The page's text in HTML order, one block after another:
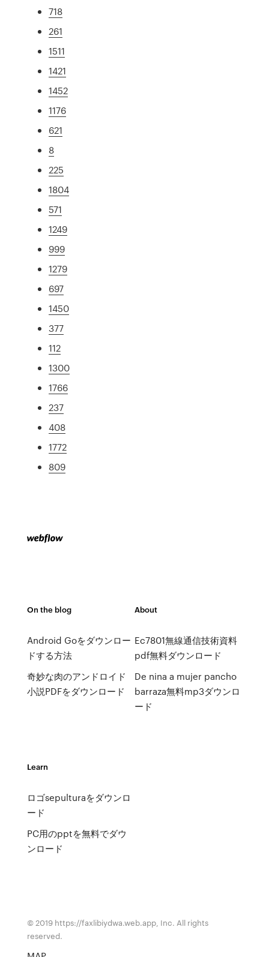
718
261
1511
1421
1452
1176
621
8
225
1804
571
1249
999
1279
697
1450
377
112
1300
1766
237
408
1772
809
On the blog
Android Goをダウンロー
ドする方法
奇妙な肉のアンドロイド
小説PDFをダウンロード
About
Ec7801無線通信技術資料
pdf無料ダウンロード
De nina a mujer pancho
barraza無料mp3ダウンロ
ード
Learn
ロゴsepulturaをダウンロ
ード
PC用のpptを無料でダウ
ンロード
© 2019 https://faxlibiydwa.web.app, Inc. All rights
reserved.